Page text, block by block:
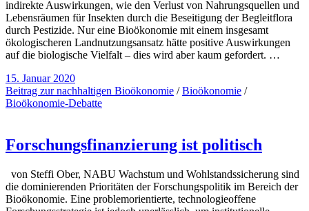
indirekte Auswirkungen, wie den Verlust von Nahrungsquellen und
Lebensräumen für Insekten durch die Beseitigung der Begleitflora
durch Pestizide. Nur eine Bioökonomie mit einem insgesamt
ökologischeren Landnutzungsansatz hätte positive Auswirkungen
auf die biologische Vielfalt – dies wird aber kaum gefordert. …
15. Januar 2020
Beitrag zur nachhaltigen Bioökonomie /Bioökonomie /
Bioökonomie-Debatte
Forschungsfinanzierung ist politisch
von Steffi Ober, NABU Wachstum und Wohlstandssicherung sind
die dominierenden Prioritäten der Forschungspolitik im Bereich der
Bioökonomie. Eine problemorientierte, technologieoffene